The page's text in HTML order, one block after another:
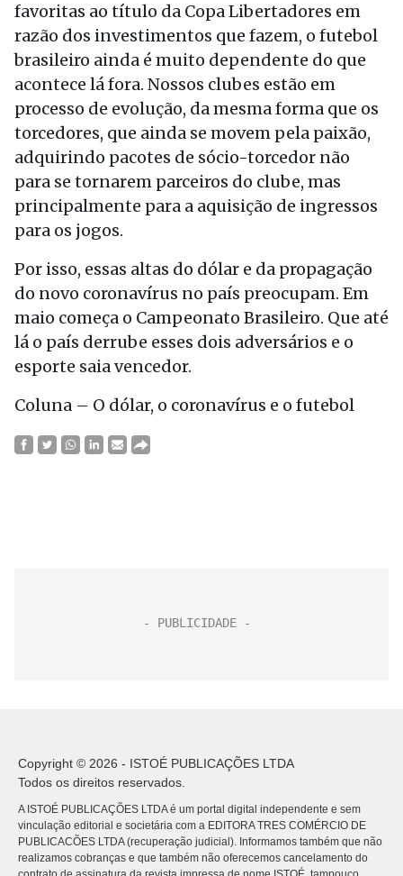
favoritas ao título da Copa Libertadores em
razão dos investimentos que fazem, o futebol
brasileiro ainda é muito dependente do que
acontece lá fora. Nossos clubes estão em
processo de evolução, da mesma forma que os
torcedores, que ainda se movem pela paixão,
adquirindo pacotes de sócio-torcedor não
para se tornarem parceiros do clube, mas
principalmente para a aquisição de ingressos
para os jogos.
Por isso, essas altas do dólar e da propagação
do novo coronavírus no país preocupam. Em
maio começa o Campeonato Brasileiro. Que até
lá o país derrube esses dois adversários e o
esporte saia vencedor.
Coluna – O dólar, o coronavírus e o futebol
Copyright © 2026 - ISTOÉ PUBLICAÇÕES LTDA
Todos os direitos reservados.
A ISTOÉ PUBLICAÇÕES LTDA é um portal digital independente e sem
vinculação editorial e societária com a EDITORA TRES COMÉRCIO DE
PUBLICACÕES LTDA (recuperação judicial). Informamos também que não
realizamos cobranças e que também não oferecemos cancelamento do